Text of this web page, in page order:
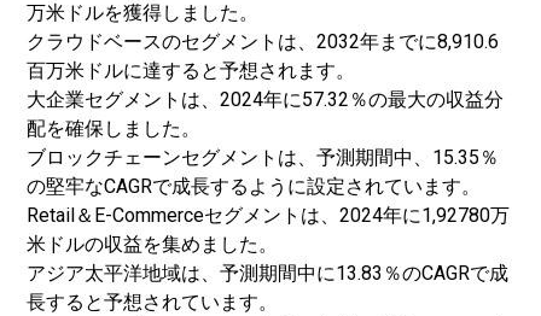
万米ドルを獲得しました。
クラウドベースのセグメントは、2032年までに8,910.6
百万米ドルに達すると予想されます。
大企業セグメントは、2024年に57.32％の最大の収益分
配を確保しました。
ブロックチェーンセグメントは、予測期間中、15.35％
の堅牢なCAGRで成長するように設定されています。
Retail＆E-Commerceセグメントは、2024年に1,92780万
米ドルの収益を集めました。
アジア太平洋地域は、予測期間中に13.83％のCAGRで成
長すると予想されています。